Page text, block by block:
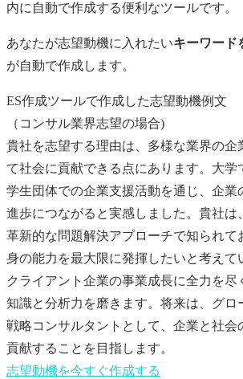
内に自動で作成する便利なツールです。
あなたが志望動機に入れたいキーワード
が自動で作成します。
ES作成ツールで作成した志望動機例文
（コンサル業界志望の場合)
貴社を志望する理由は、多様な業界の企
て社会に貢献できる点にあります。大学
学生団体での企業支援活動を通じ、企業
進歩につながると実感しました。貴社は
革新的な問題解決アプローチで知られて
身の能力を最大限に発揮したいと考えて
クライアント企業の事業成長に全力を尽
知識と分析力を磨きます。将来は、グロ
戦略コンサルタントとして、企業と社会
貢献することを目指します。
志望動機を今すぐ作成する